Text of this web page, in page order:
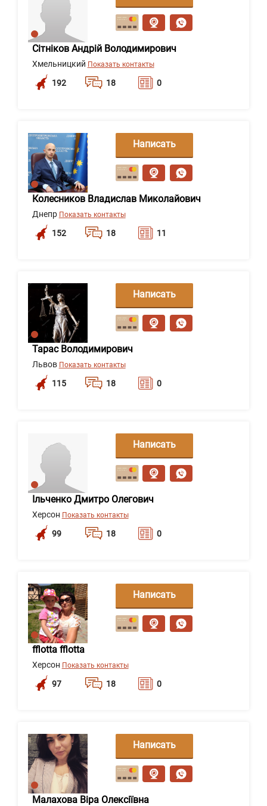
Сітніков Андрій Володимирович
Хмельницкий Показать контакты
192 18 0
сообщение
Колесников Владислав Миколайович
Днепр Показать контакты
152 18 11
Написать
сообщение
Тарас Володимирович
Львов Показать контакты
115 18 0
Написать
сообщение
Ільченко Дмитро Олегович
Херсон Показать контакты
99 18 0
Написать
сообщение
fflotta fflotta
Херсон Показать контакты
97 18 0
Написать
сообщение
Малахова Віра Олексіївна
Написать
сообщение